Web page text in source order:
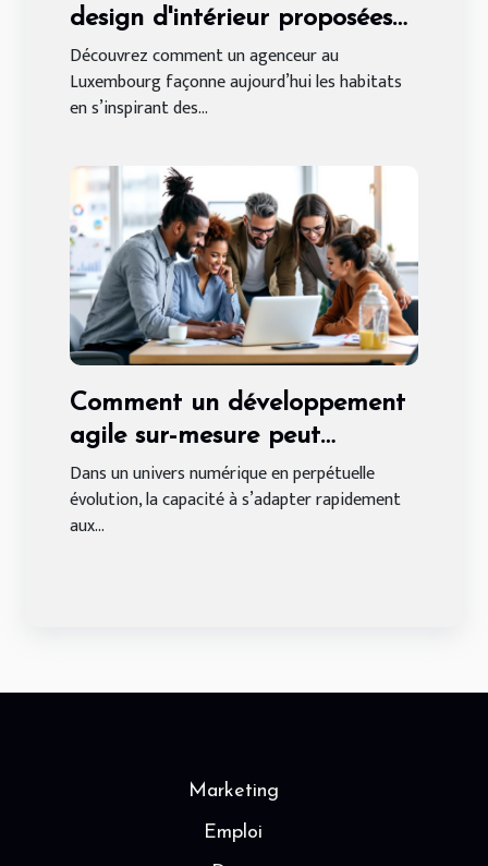
design d'intérieur proposées
par un agenceur au
Luxembourg
Découvrez comment un agenceur au
Luxembourg façonne aujourd’hui les habitats
en s’inspirant des...
Comment un développement
agile sur-mesure peut
transformer votre entreprise ?
Dans un univers numérique en perpétuelle
évolution, la capacité à s’adapter rapidement
aux...
Marketing
Emploi